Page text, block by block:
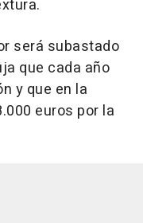
será subastado
que cada año
y que en la
euros por la